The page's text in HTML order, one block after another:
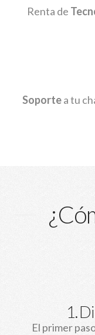
Renta de
Soportea tu
1.
El primer